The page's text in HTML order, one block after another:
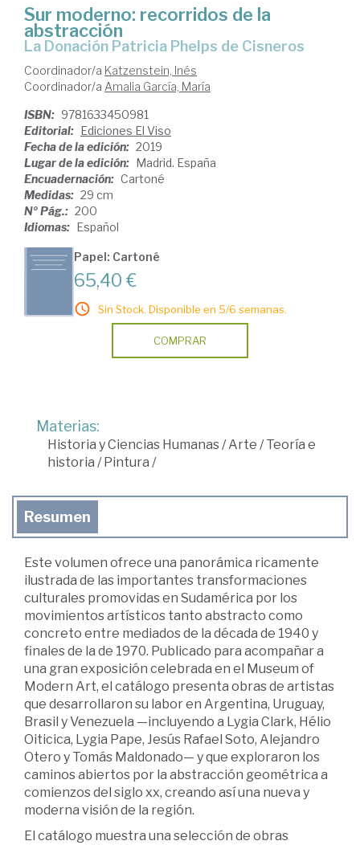
Sur moderno: recorridos de la
abstracción
La Donación Patricia Phelps de Cisneros
Coordinador/a Katzenstein, Inés
Coordinador/a Amalia García, María
ISBN: 9781633450981
Editorial: Ediciones El Viso
Fecha de la edición: 2019
Lugar de la edición: Madrid. España
Encuadernación: Cartoné
Medidas: 29 cm
Nº Pág.: 200
Idiomas: Español
Papel: Cartoné
65,40 €
Sin Stock. Disponible en 5/6 semanas.
COMPRAR
Materias:
Historia y Ciencias Humanas/Arte /Teoría e
historia / Pintura /
Resumen
Este volumen ofrece una panorámica ricamente
ilustrada de las importantes transformaciones
culturales promovidas en Sudamérica por los
movimientos artísticos tanto abstracto como
concreto entre mediados de la década de 1940 y
finales de la de 1970. Publicado para acompañar a
una gran exposición celebrada en el Museum of
Modern Art, el catálogo presenta obras de artistas
que desarrollaron su labor en Argentina, Uruguay,
Brasil y Venezuela —incluyendo a Lygia Clark, Hélio
Oiticica, Lygia Pape, Jesús Rafael Soto, Alejandro
Otero y Tomás Maldonado— y que exploraron los
caminos abiertos por la abstracción geométrica a
comienzos del siglo xx, creando así una nueva y
moderna visión de la región.
El catálogo muestra una selección de obras